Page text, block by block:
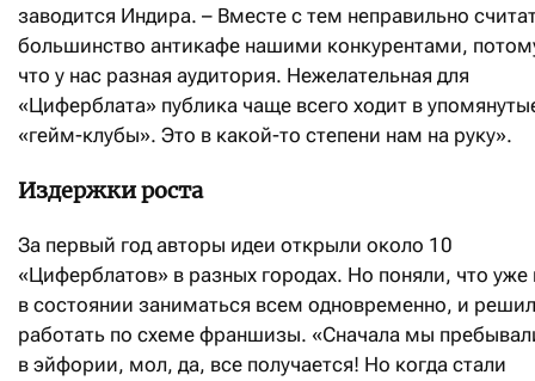
заводится Индира. – Вместе с тем неправильно
большинство антикафе нашими конкурентами,
что у нас разная аудитория. Нежелательная для
«Циферблата» публика чаще всего ходит в
«гейм-клубы». Это в какой-то степени нам на руку».
Издержки роста
За первый год авторы идеи открыли около 10
«Циферблатов» в разных городах. Но поняли, что уже
в состоянии заниматься всем одновременно, и
работать по схеме франшизы. «Сначала мы
в эйфории, мол, да, все получается! Но когда стали